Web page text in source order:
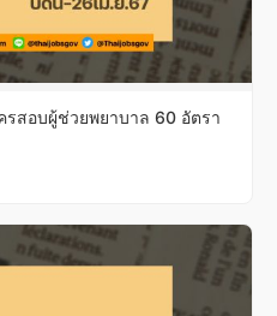
สอบผู้ช่วยพยาบาล 60 อัตรา